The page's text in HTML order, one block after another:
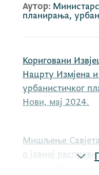
Аутор:
планирања,
Кориговани
Нацрту Измјена
урбанистичког
Нови, мај 2024.
Мишљење Савјета
о јавној